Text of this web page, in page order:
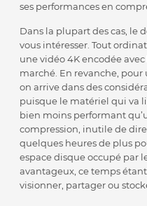
ses performances en
Dans la plupart des cas, le
vous intéresser. Tout
une vidéo 4K encodée
marché. En revanche,
on arrive dans des
puisque le matériel qui va
bien moins performant
compression, inutile de
quelques heures de plus
espace disque occupé par
avantageux, ce temps
visionner, partager ou